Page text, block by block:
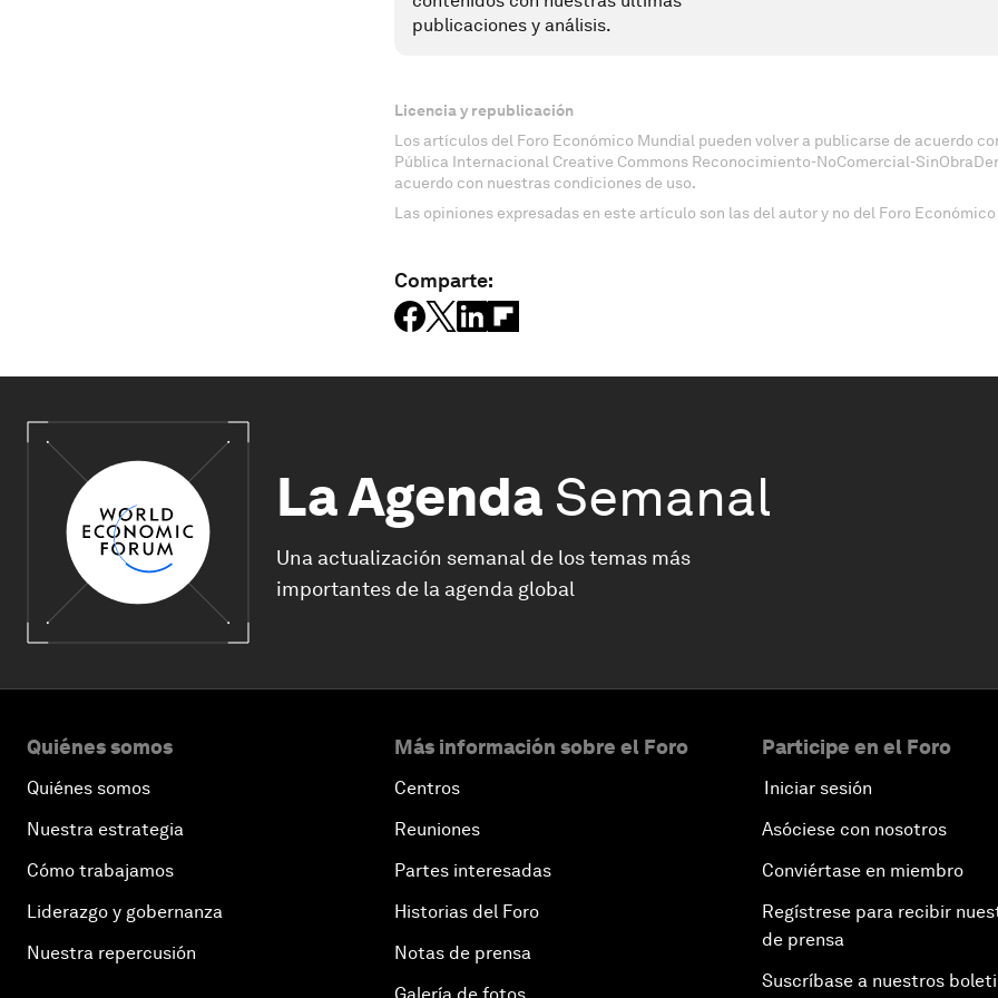
publicaciones y análisis.
Licencia y republicación
Los artículos del Foro Económico Mundial pueden volver a publicarse de acuerdo
Pública Internacional Creative Commons Reconocimiento-NoComercial-
acuerdo con nuestras condiciones de uso.
Las opiniones expresadas en este artículo son las del autor y no del Foro
Comparte:
La Agenda Semanal
Una actualización semanal de los temas más
importantes de la agenda global
Quiénes somos
Quiénes somos
Nuestra estrategia
Cómo trabajamos
Liderazgo y gobernanza
Nuestra repercusión
Más información sobre el Foro
Centros
Reuniones
Partes interesadas
Historias del Foro
Notas de prensa
Participe en el Foro
Iniciar sesión
Asóciese con nosotros
Conviértase en miembro
Regístrese para recibir
de prensa
Suscríbase a nuestros